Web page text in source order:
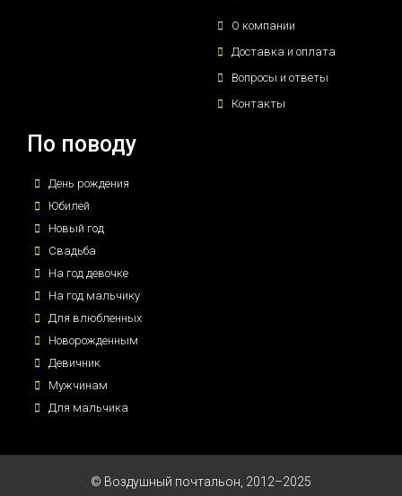
О компании
Доставка и оплата
Вопросы и ответы
Контакты
По поводу
День рождения
Юбилей
Новый год
Свадьба
На год девочке
На год мальчику
Для влюбленных
Новорожденным
Девичник
Мужчинам
Для мальчика
© Воздушный почтальон, 2012–2025